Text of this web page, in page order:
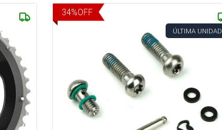
34%OFF
ÚLTIMA UNIDAD